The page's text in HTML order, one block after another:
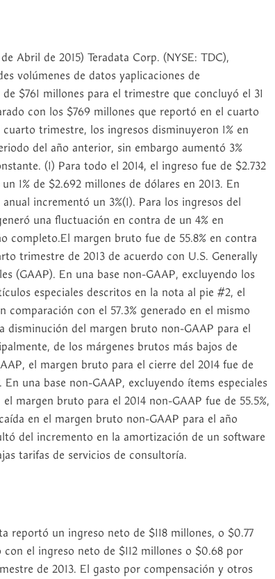
Abril de 2015) Teradata Corp. (NYSE: TDC),
volúmenes de datos yaplicaciones de
$761 millones para el trimestre que concluyó el 31
con los $769 millones que reportó en el cuarto
trimestre, los ingresos disminuyeron 1% en
del año anterior, sin embargo aumentó 3%
(1) Para todo el 2014, el ingreso fue de $2.732
1% de $2.692 millones de dólares en 2013. En
incrementó un 3%(1). Para los ingresos del
una fluctuación en contra de un 4% en
completo.El margen bruto fue de 55.8% en contra
trimestre de 2013 de acuerdo con U.S. Generally
(GAAP). En una base non-GAAP, excluyendo los
especiales descritos en la nota al pie #2, el
comparación con el 57.3% generado en el mismo
disminución del margen bruto non-GAAP para el
de los márgenes brutos más bajos de
el margen bruto para el cierre del 2014 fue de
En una base non-GAAP, excluyendo ítems especiales
margen bruto para el 2014 non-GAAP fue de 55.5%,
en el margen bruto non-GAAP para el año
del incremento en la amortización de un software
tarifas de servicios de consultoría.
reportó un ingreso neto de $118 millones, o $0.77
el ingreso neto de $112 millones o $0.68 por
de 2013. El gasto por compensación y otros